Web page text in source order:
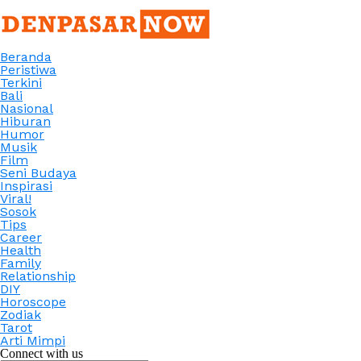
Beranda
Peristiwa
Terkini
Bali
Nasional
Hiburan
Humor
Musik
Film
Seni Budaya
Inspirasi
Viral!
Sosok
Tips
Career
Health
Family
Relationship
DIY
Horoscope
Zodiak
Tarot
Arti Mimpi
Connect with us